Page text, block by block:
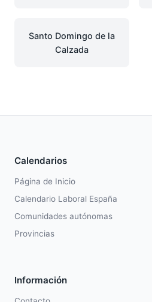
Santo Domingo de la
Calzada
Calendarios
Página de Inicio
Calendario Laboral España
Comunidades autónomas
Provincias
Información